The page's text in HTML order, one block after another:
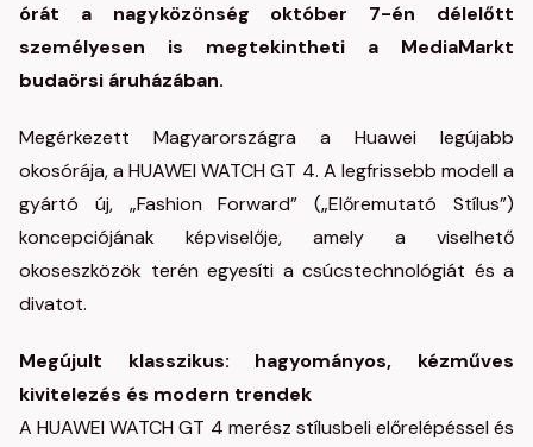
órát a nagyközönség október 7-én délelőtt
személyesen is megtekintheti a MediaMarkt
budaörsi áruházában.
Megérkezett Magyarországra a Huawei legújabb
okosórája, a HUAWEI WATCH GT 4. A legfrissebb modell a
gyártó új, „Fashion Forward” („Előremutató Stílus”)
koncepciójának képviselője, amely a viselhető
okoseszközök terén egyesíti a csúcstechnológiát és a
divatot.
Megújult klasszikus: hagyományos, kézműves
kivitelezés és modern trendek
A HUAWEI WATCH GT 4 merész stílusbeli előrelépéssel és